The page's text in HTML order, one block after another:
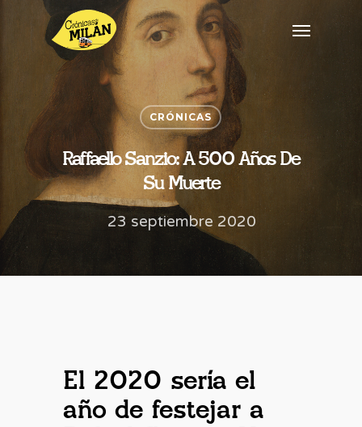
CRÓNICAS
Raffaello Sanzio: A 500 Años De
Su Muerte
23 septiembre 2020
El 2020 sería el
año de festejar a